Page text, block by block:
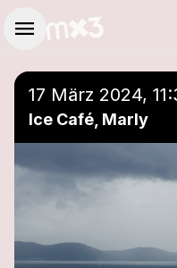
menu
17 März 2024,
Ice Café, Marly
Einer Playlist